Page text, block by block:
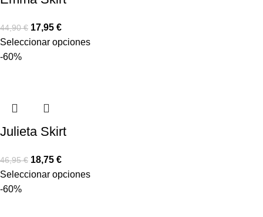
44,90€ 17,95 €
Seleccionar opciones
-60%
Julieta Skirt
46,95€ 18,75 €
Seleccionar opciones
-60%